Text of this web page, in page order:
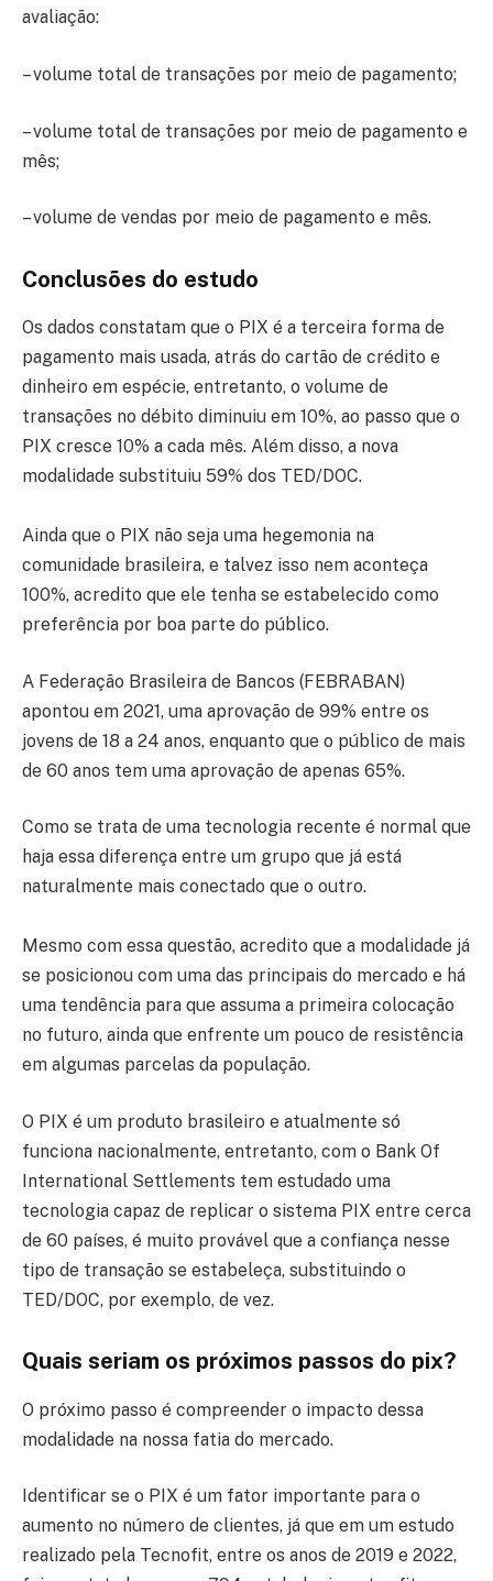
avaliação:
– volume total de transações por meio de pagamento;
– volume total de transações por meio de pagamento e
mês;
– volume de vendas por meio de pagamento e mês.
Conclusões do estudo
Os dados constatam que o PIX é a terceira forma de
pagamento mais usada, atrás do cartão de crédito e
dinheiro em espécie, entretanto, o volume de
transações no débito diminuiu em 10%, ao passo que o
PIX cresce 10% a cada mês. Além disso, a nova
modalidade substituiu 59% dos TED/DOC.
Ainda que o PIX não seja uma hegemonia na
comunidade brasileira, e talvez isso nem aconteça
100%, acredito que ele tenha se estabelecido como
preferência por boa parte do público.
A Federação Brasileira de Bancos (FEBRABAN)
apontou em 2021, uma aprovação de 99% entre os
jovens de 18 a 24 anos, enquanto que o público de mais
de 60 anos tem uma aprovação de apenas 65%.
Como se trata de uma tecnologia recente é normal que
haja essa diferença entre um grupo que já está
naturalmente mais conectado que o outro.
Mesmo com essa questão, acredito que a modalidade já
se posicionou com uma das principais do mercado e há
uma tendência para que assuma a primeira colocação
no futuro, ainda que enfrente um pouco de resistência
em algumas parcelas da população.
O PIX é um produto brasileiro e atualmente só
funciona nacionalmente, entretanto, com o Bank Of
International Settlements tem estudado uma
tecnologia capaz de replicar o sistema PIX entre cerca
de 60 países, é muito provável que a confiança nesse
tipo de transação se estabeleça, substituindo o
TED/DOC, por exemplo, de vez.
Quais seriam os próximos passos do pix?
O próximo passo é compreender o impacto dessa
modalidade na nossa fatia do mercado.
Identificar se o PIX é um fator importante para o
aumento no número de clientes, já que em um estudo
realizado pela Tecnofit, entre os anos de 2019 e 2022,